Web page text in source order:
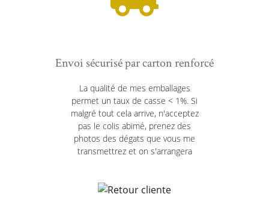
Envoi sécurisé par carton renforcé
La qualité de mes emballages
permet un taux de casse < 1%. Si
malgré tout cela arrive, n'acceptez
pas le colis abimé, prenez des
photos des dégats que vous me
transmettrez et on s'arrangera